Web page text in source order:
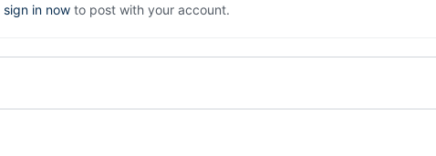
sign in now to post with your account.